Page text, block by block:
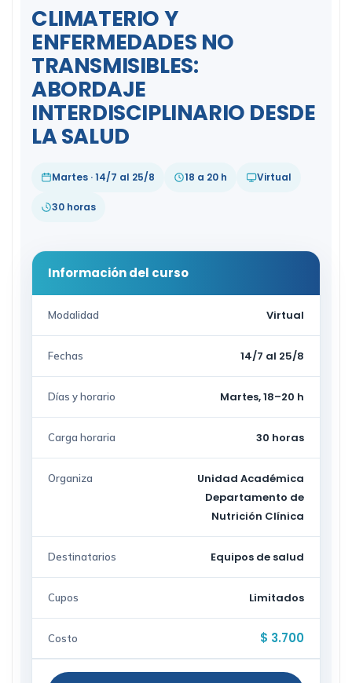
CLIMATERIO Y
ENFERMEDADES NO
TRANSMISIBLES:
ABORDAJE
INTERDISCIPLINARIO DESDE
LA SALUD
Martes · 14/7 al 25/8 18 a 20 h Virtual
30 horas
Información del curso
Modalidad Virtual
Fechas 14/7 al 25/8
Días y horario Martes, 18–20 h
Carga horaria 30 horas
Organiza
Unidad Académica
Departamento de
Nutrición Clínica
Destinatarios Equipos de salud
Cupos Limitados
Costo $ 3.700